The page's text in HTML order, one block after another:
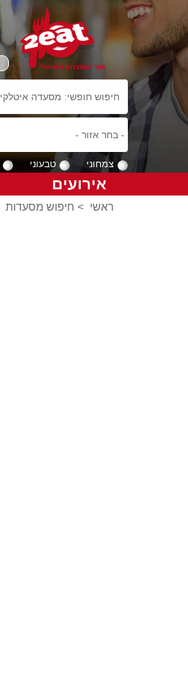
צמחוני טבעוני
אירועים
ראשי > חיפוש מסעדות